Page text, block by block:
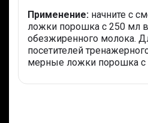
Применение: начните с
ложки порошка с 250 мл
обезжиренного молока.
посетителей
мерные ложки порошка